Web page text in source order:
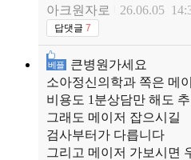
아크원자로
26.06.05
답댓글 7
베플
큰병원가세요
소아정신의학과 쪽은 메
비용도 1분상담만 해도
그래도 메이저 잡으시길
검사부터가 다릅니다
그리고 메이저 가보시면